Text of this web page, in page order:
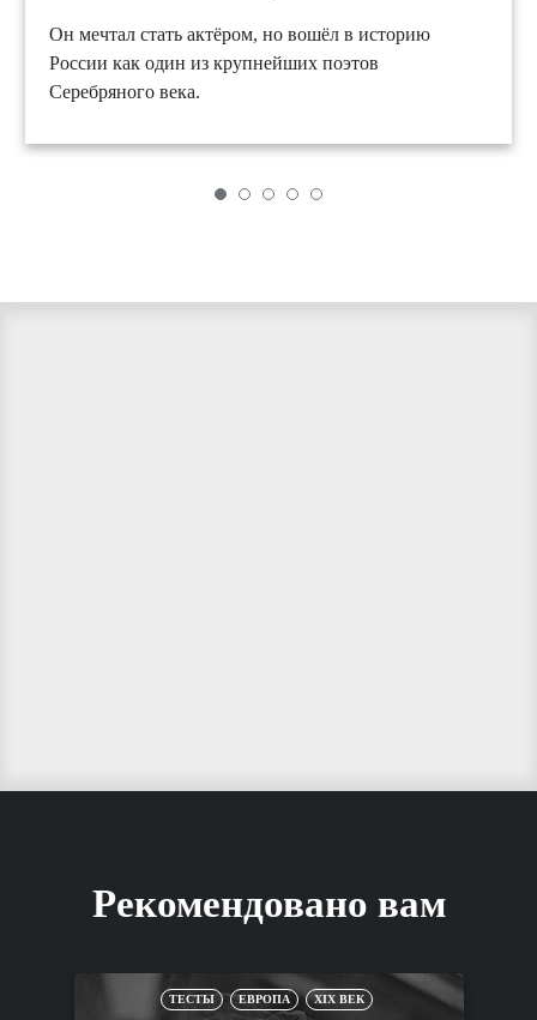
Он мечтал стать актёром, но вошёл в историю
России как один из крупнейших поэтов
Серебряного века.
Рекомендовано вам
ТЕСТЫ ЕВРОПА XIX ВЕК